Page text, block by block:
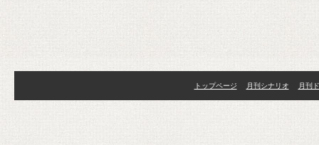
トップページ 月刊シナリオ 月刊